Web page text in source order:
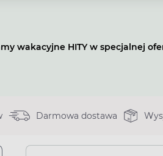
wakacyjne HITY w specjalnej
Darmowa dostawa